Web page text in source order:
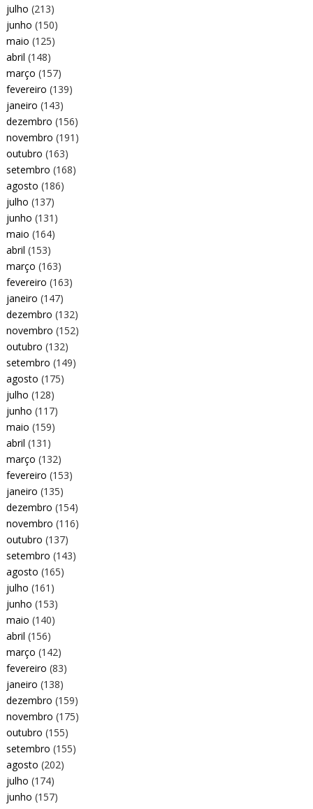
julho (213)
junho (150)
maio (125)
abril (148)
março (157)
fevereiro (139)
janeiro (143)
dezembro (156)
novembro (191)
outubro (163)
setembro (168)
agosto (186)
julho (137)
junho (131)
maio (164)
abril (153)
março (163)
fevereiro (163)
janeiro (147)
dezembro (132)
novembro (152)
outubro (132)
setembro (149)
agosto (175)
julho (128)
junho (117)
maio (159)
abril (131)
março (132)
fevereiro (153)
janeiro (135)
dezembro (154)
novembro (116)
outubro (137)
setembro (143)
agosto (165)
julho (161)
junho (153)
maio (140)
abril (156)
março (142)
fevereiro (83)
janeiro (138)
dezembro (159)
novembro (175)
outubro (155)
setembro (155)
agosto (202)
julho (174)
junho (157)